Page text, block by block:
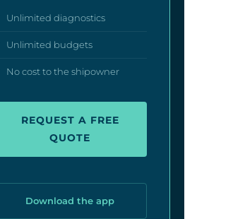
Unlimited diagnostics
Unlimited budgets
No cost to the shipowner
REQUEST A FREE
QUOTE
Download the app